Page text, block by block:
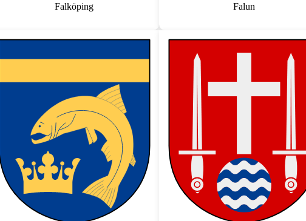
Falköping Falun